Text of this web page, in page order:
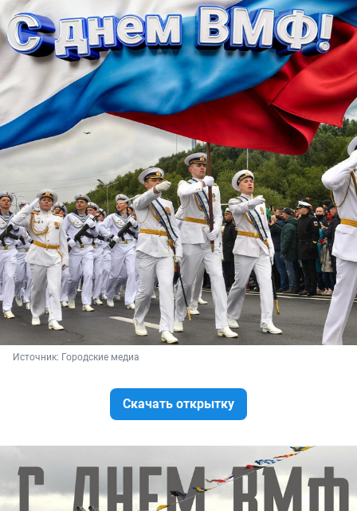
Источник: Городские медиа
Скачать открытку